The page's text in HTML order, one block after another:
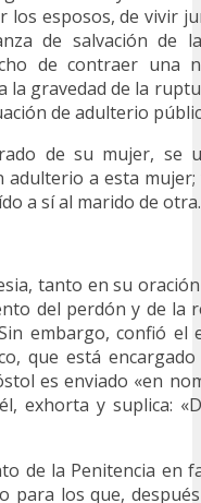
esposos, de vivir
de salvación de
de contraer una
la gravedad de la
de adulterio
de su mujer, se
a esta
a sí al marido de otra.
tanto en su
del perdón y de la
embargo, confió el
que está
es enviado «en
exhorta y suplica:
de la Penitencia en
para los que,